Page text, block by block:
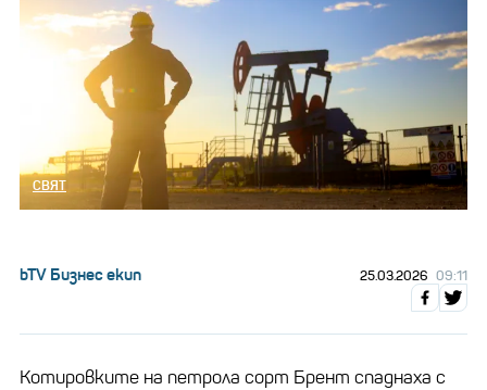
СВЯТ
bTV Бизнес екип 25.03.2026 09:11
Котировките на петрола сорт Брент спаднаха с